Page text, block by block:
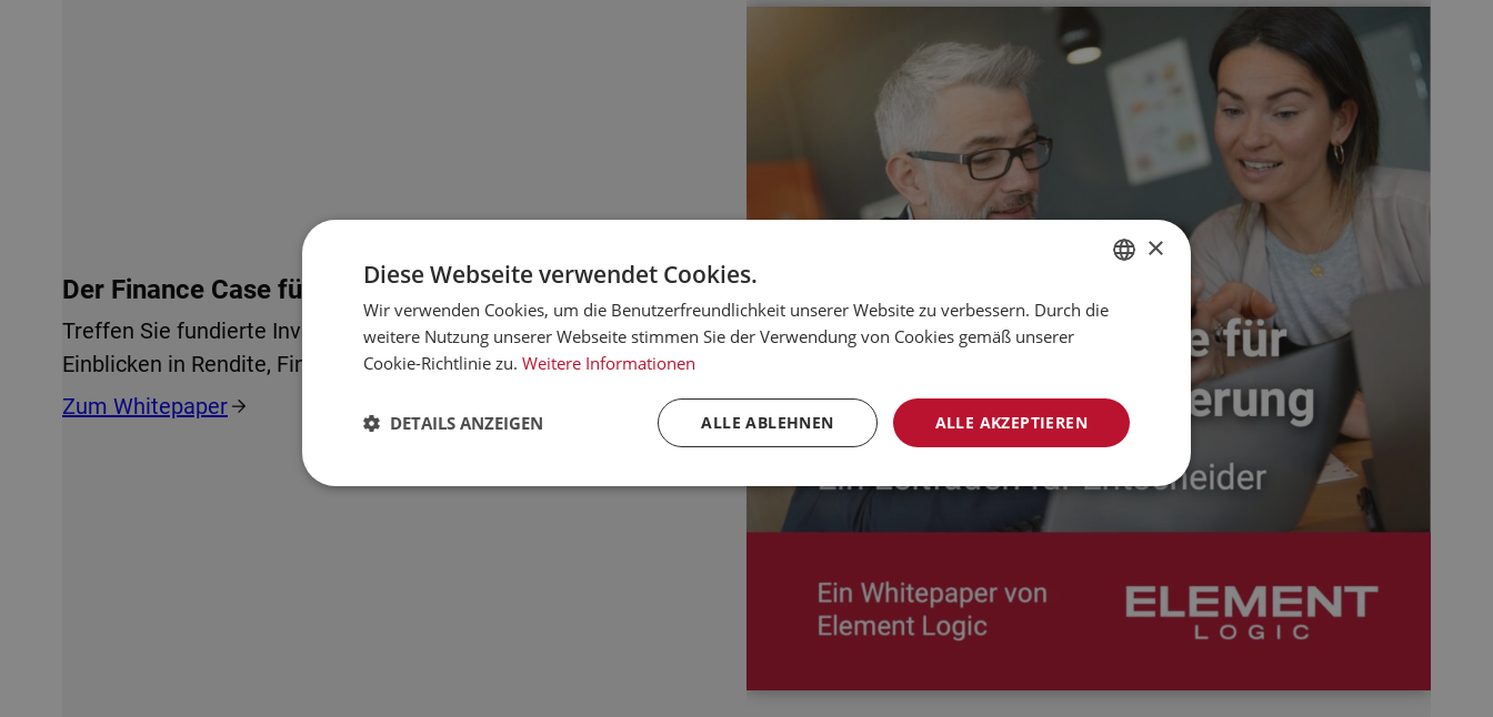
Der Finance Case für Lagerautomatisierung
Treffen Sie fundierte Investitionsentscheidungen – mit klaren
Einblicken in Rendite, Finanzierung und Risiken.
Zum Whitepaper
ENGLISH
GERMAN
DANISH
×
Diese Webseite verwendet Cookies.
Wir verwenden Cookies, um die Benutzerfreundlichkeit unserer Website zu verbessern. Durch die
weitere Nutzung unserer Webseite stimmen Sie der Verwendung von Cookies gemäß unserer
Cookie-Richtlinie zu. Weitere Informationen
ALLE AKZEPTIEREN
ALLE ABLEHNEN
DETAILS ANZEIGEN